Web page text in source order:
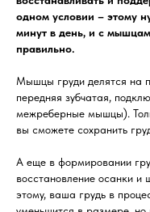
одном условии – этому
минут в день, и с
правильно.
Мышцы груди делятся на
передняя зубчатая,
межреберные мышцы).
вы сможете сохранить
А еще в формировании
восстановление осанки и
этому, ваша грудь в